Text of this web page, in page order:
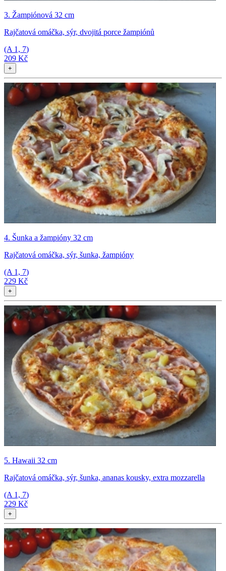
3. Žampiónová 32 cm
Rajčatová omáčka, sýr, dvojitá porce žampiónů
(A 1, 7)
209 Kč
+
4. Šunka a žampióny 32 cm
Rajčatová omáčka, sýr, šunka, žampióny
(A 1, 7)
229 Kč
+
5. Hawaii 32 cm
Rajčatová omáčka, sýr, šunka, ananas kousky, extra mozzarella
(A 1, 7)
229 Kč
+